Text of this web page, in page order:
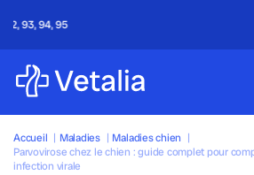
Appel gratuit - 24h/24 &
Accueil | Maladies | Maladies chien |
Parvovirose chez le chien : guide complet pour
infection virale